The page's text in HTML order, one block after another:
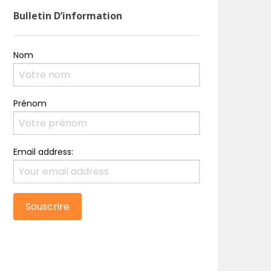
Bulletin D’information
Nom
Prénom
Email address: